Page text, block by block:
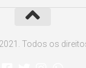
Todos os